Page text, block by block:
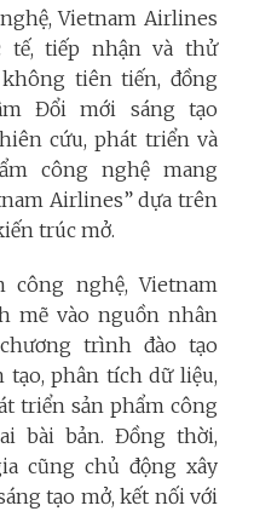
Vietnam Airlines
tế, tiếp nhận và thử
tiên tiến, đồng
Đổi mới sáng tạo
cứu, phát triển và
công nghệ mang
Airlines” dựa trên
trúc mở.
nghệ, Vietnam
mẽ vào nguồn nhân
trình đào tạo
tạo, phân tích dữ liệu,
triển sản phẩm công
bài bản. Đồng thời,
cũng chủ động xây
tạo mở, kết nối với